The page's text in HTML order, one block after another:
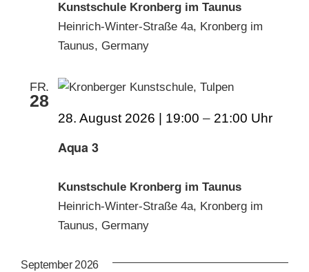
Kunstschule Kronberg im Taunus
Heinrich-Winter-Straße 4a, Kronberg im
Taunus, Germany
FR.
28
Aqua 3
28. August 2026 | 19:00 – 21:00
Kunstschule Kronberg im Taunus
Heinrich-Winter-Straße 4a, Kronberg im
Taunus, Germany
September 2026